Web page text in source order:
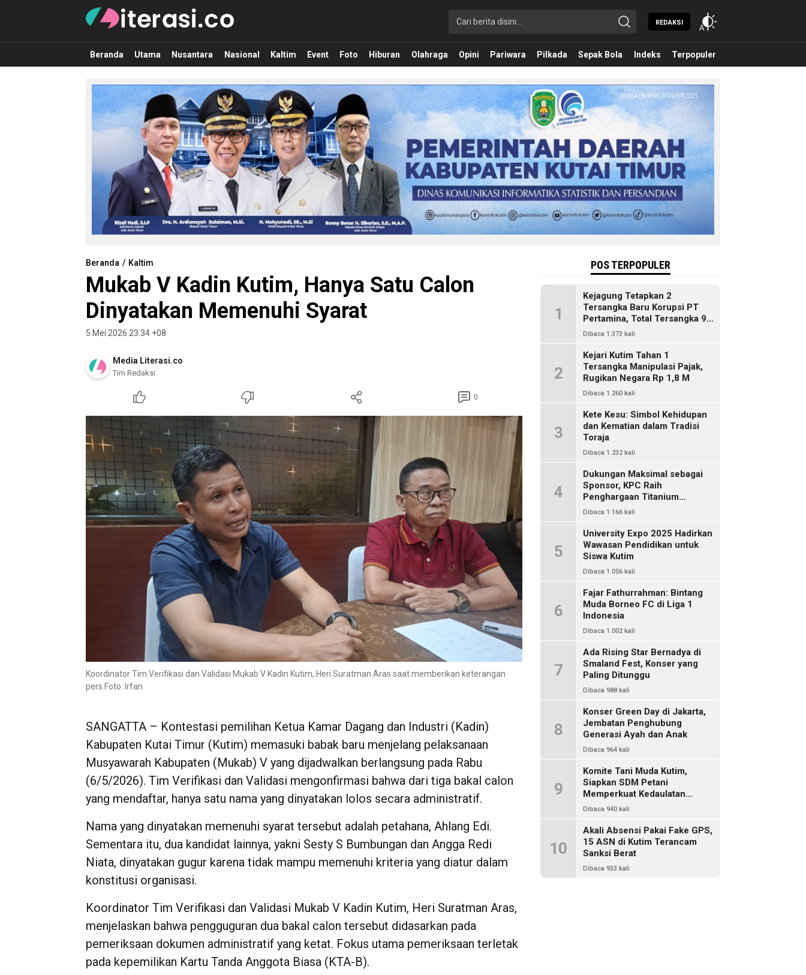
Literasi.co
Pilar Informasi
REDAKSI
Beranda Utama Nusantara Nasional Kaltim Event Foto Hiburan Olahraga Opini Pariwara Pilkada Sepak Bola Indeks Terpopuler
Beranda Kaltim
Mukab V Kadin Kutim, Hanya Satu Calon
Dinyatakan Memenuhi Syarat
5 Mei 2026 23:34 +08
Media Literasi.co
Tim Redaksi
0
Koordinator Tim Verifikasi dan Validasi Mukab V Kadin Kutim, Heri Suratman Aras saat memberikan keterangan
pers.Foto: Irfan
SANGATTA – Kontestasi pemilihan Ketua Kamar Dagang dan Industri (Kadin)
Kabupaten Kutai Timur (Kutim) memasuki babak baru menjelang pelaksanaan
Musyawarah Kabupaten (Mukab) V yang dijadwalkan berlangsung pada Rabu
(6/5/2026). Tim Verifikasi dan Validasi mengonfirmasi bahwa dari tiga bakal calon
yang mendaftar, hanya satu nama yang dinyatakan lolos secara administratif.
Nama yang dinyatakan memenuhi syarat tersebut adalah petahana, Ahlang Edi.
Sementara itu, dua kandidat lainnya, yakni Sesty S Bumbungan dan Angga Redi
Niata, dinyatakan gugur karena tidak mampu memenuhi kriteria yang diatur dalam
konstitusi organisasi.
Koordinator Tim Verifikasi dan Validasi Mukab V Kadin Kutim, Heri Suratman Aras,
menjelaskan bahwa pengguguran dua bakal calon tersebut didasarkan pada
pemeriksaan dokumen administratif yang ketat. Fokus utama pemeriksaan terletak
pada kepemilikan Kartu Tanda Anggota Biasa (KTA-B).
POS TERPOPULER
1
Kejagung Tetapkan 2
Tersangka Baru Korupsi PT
Pertamina, Total Tersangka 9
Orang
Dibaca 1.373 kali
2
Kejari Kutim Tahan 1
Tersangka Manipulasi Pajak,
Rugikan Negara Rp 1,8 M
Dibaca 1.260 kali
3
Kete Kesu: Simbol Kehidupan
dan Kematian dalam Tradisi
Toraja
Dibaca 1.232 kali
4
Dukungan Maksimal sebagai
Sponsor, KPC Raih
Penghargaan Titanium
Pemkab Kutim
Dibaca 1.166 kali
5
University Expo 2025 Hadirkan
Wawasan Pendidikan untuk
Siswa Kutim
Dibaca 1.056 kali
6
Fajar Fathurrahman: Bintang
Muda Borneo FC di Liga 1
Indonesia
Dibaca 1.002 kali
7
Ada Rising Star Bernadya di
Smaland Fest, Konser yang
Paling Ditunggu
Dibaca 988 kali
8
Konser Green Day di Jakarta,
Jembatan Penghubung
Generasi Ayah dan Anak
Dibaca 964 kali
9
Komite Tani Muda Kutim,
Siapkan SDM Petani
Memperkuat Kedaulatan
Pangan
Dibaca 940 kali
10
Akali Absensi Pakai Fake GPS,
15 ASN di Kutim Terancam
Sanksi Berat
Dibaca 933 kali